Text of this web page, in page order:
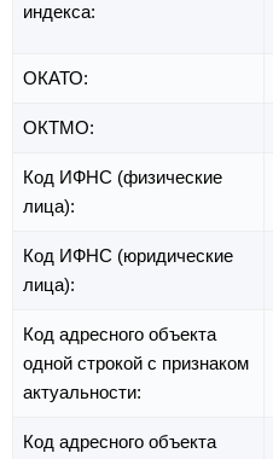
индекса:
ОКАТО:
ОКТМО:
Код ИФНС (физические
лица):
Код ИФНС (юридические
лица):
Код адресного объекта
одной строкой с признаком
актуальности:
Код адресного объекта